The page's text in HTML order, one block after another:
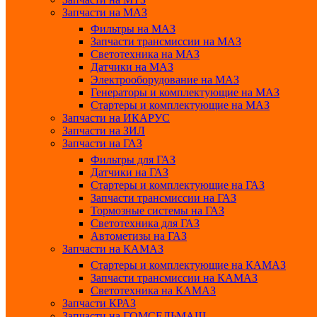
Запчасти на МАЗ
Фильтры на МАЗ
Запчасти трансмиссии на МАЗ
Светотехника на МАЗ
Датчики на МАЗ
Электрооборудование на МАЗ
Генераторы и комплектующие на МАЗ
Стартеры и комплектующие на МАЗ
Запчасти на ИКАРУС
Запчасти на ЗИЛ
Запчасти на ГАЗ
Фильтры для ГАЗ
Датчики на ГАЗ
Стартеры и комплектующие на ГАЗ
Запчасти трансмиссии на ГАЗ
Тормозные системы на ГАЗ
Светотехника для ГАЗ
Автометизы на ГАЗ
Запчасти на КАМАЗ
Стартеры и комплектующие на КАМАЗ
Запчасти трансмиссии на КАМАЗ
Светотехника на КАМАЗ
Запчасти КРАЗ